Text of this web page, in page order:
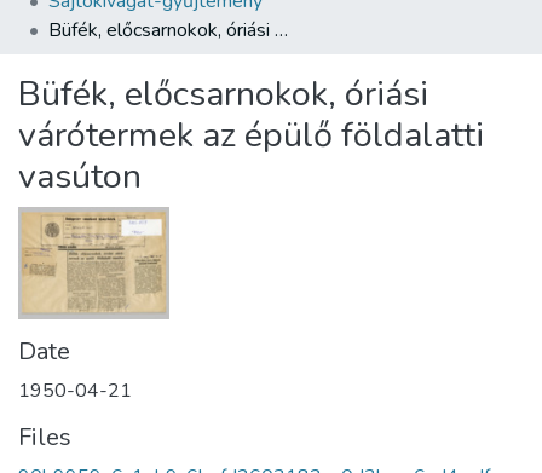
All of DSpace
About us
Büfék, előcsarnokok, óriási várótermek az épülő földalatti vasúton
Büfék, előcsarnokok, óriási
várótermek az épülő földalatti
vasúton
Date
1950-04-21
Files